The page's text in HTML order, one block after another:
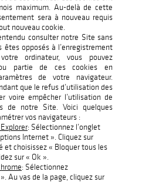
maximum. Au-delà de cette
sera à nouveau requis
nouveau cookie.
consulter notre Site sans
êtes opposés à l’enregistrement
ordinateur, vous pouvez
partie de ces cookies en
de votre navigateur.
que le refus d’utilisation des
voire empêcher l’utilisation de
de notre Site. Voici quelques
vos navigateurs :
: Sélectionnez l’onglet
Internet ». Cliquez sur
et choisissez « Bloquer tous les
sur « Ok ».
: Sélectionnez
Au vas de la page, cliquez sur